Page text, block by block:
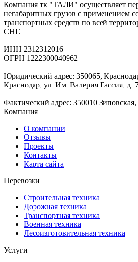
Компания тк "ТАЛИ" осуществляет
негабаритных грузов с применением
транспортных средств по всей
СНГ.
ИНН 2312312016
ОГРН 1222300040962
Юридический адрес: 350065,
Краснодар, ул. Им. Валерия Гассия, д.
Фактический адрес: 350010
Компания
О компании
Отзывы
Проекты
Контакты
Карта сайта
Перевозки
Строительная техника
Дорожная техника
Транспортная техника
Военная техника
Лесоизготовительная техника
Услуги